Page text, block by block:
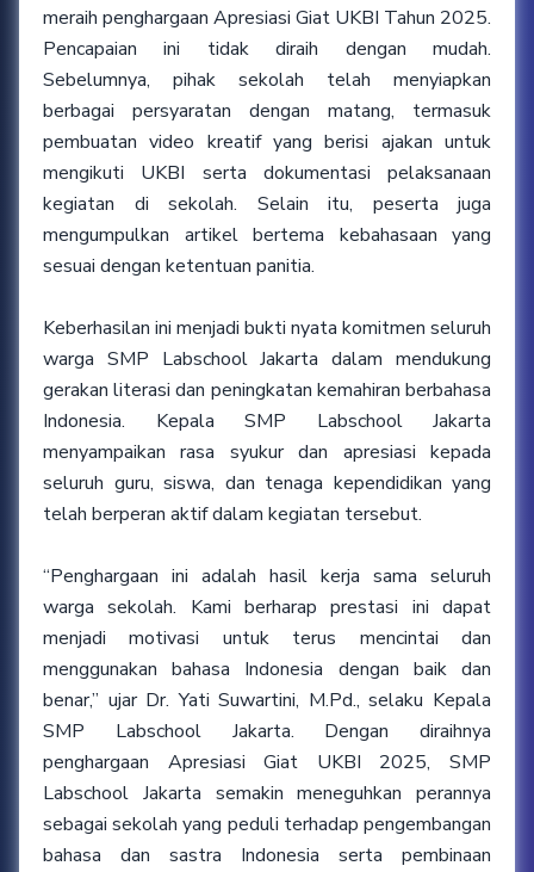
meraih penghargaan Apresiasi Giat UKBI Tahun 2025.
Pencapaian ini tidak diraih dengan mudah.
Sebelumnya, pihak sekolah telah menyiapkan
berbagai persyaratan dengan matang, termasuk
pembuatan video kreatif yang berisi ajakan untuk
mengikuti UKBI serta dokumentasi pelaksanaan
kegiatan di sekolah. Selain itu, peserta juga
mengumpulkan artikel bertema kebahasaan yang
sesuai dengan ketentuan panitia.
Keberhasilan ini menjadi bukti nyata komitmen seluruh
warga SMP Labschool Jakarta dalam mendukung
gerakan literasi dan peningkatan kemahiran berbahasa
Indonesia. Kepala SMP Labschool Jakarta
menyampaikan rasa syukur dan apresiasi kepada
seluruh guru, siswa, dan tenaga kependidikan yang
telah berperan aktif dalam kegiatan tersebut.
“Penghargaan ini adalah hasil kerja sama seluruh
warga sekolah. Kami berharap prestasi ini dapat
menjadi motivasi untuk terus mencintai dan
menggunakan bahasa Indonesia dengan baik dan
benar,” ujar Dr. Yati Suwartini, M.Pd., selaku Kepala
SMP Labschool Jakarta. Dengan diraihnya
penghargaan Apresiasi Giat UKBI 2025, SMP
Labschool Jakarta semakin meneguhkan perannya
sebagai sekolah yang peduli terhadap pengembangan
bahasa dan sastra Indonesia serta pembinaan